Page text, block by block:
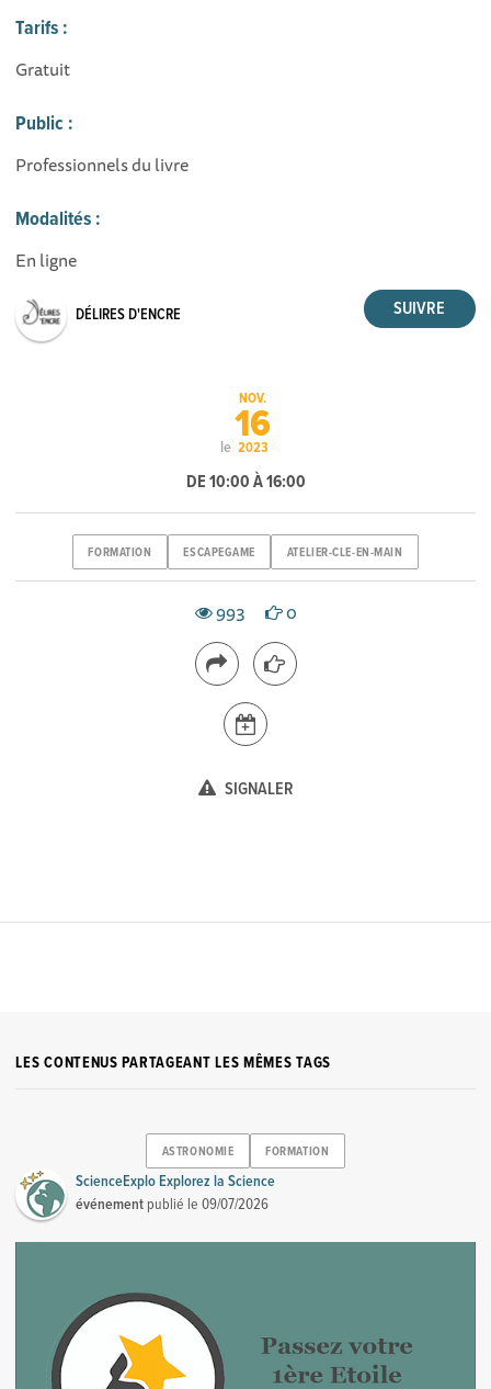
Tarifs :
Gratuit
Public :
Professionnels du livre
Modalités :
En ligne
DÉLIRES D'ENCRE
le
NOV.
16
2023
DE 10:00 À 16:00
FORMATION ESCAPEGAME ATELIER-CLE-EN-MAIN
993 0
SIGNALER
LES CONTENUS PARTAGEANT LES MÊMES TAGS
ASTRONOMIE FORMATION
ScienceExplo Explorez la Science
événement publié le09/07/2026